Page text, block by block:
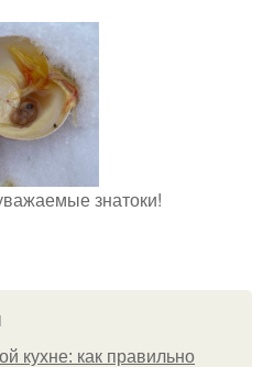
знатоки!
кухне: как правильно